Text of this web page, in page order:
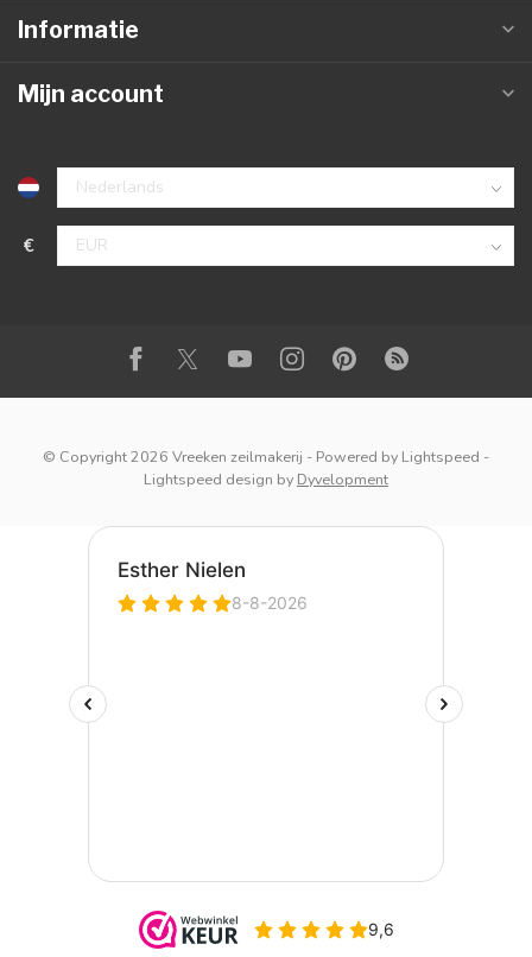
Informatie
Mijn account
€
© Copyright 2026 Vreeken zeilmakerij - Powered by Lightspeed -
Lightspeed design by Dyvelopment